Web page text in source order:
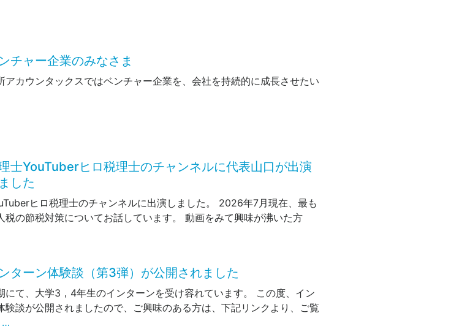
チャー企業のみなさま
アカウンタックスではベンチャー企業を、会社を持続的に成長させたい
士YouTuberヒロ税理士のチャンネルに代表山口が出演
した
ヒロ税理士のチャンネルに出演しました。 2026年7月現在、最も
税の節税対策についてお話しています。 動画をみて興味が沸いた方
ターン体験談（第3弾）が公開されました
にて、大学3，4年生のインターンを受け容れています。 この度、イン
験談が公開されましたので、ご興味のある方は、下記リンクより、ご覧
…